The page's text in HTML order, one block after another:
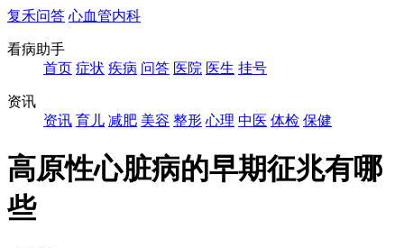
复禾问答 心血管内科
看病助手
首页 症状 疾病 问答 医院 医生 挂号
资讯
资讯 育儿 减肥 美容 整形 心理 中医 体检 保健
高原性心脏病的早期征兆有哪
些